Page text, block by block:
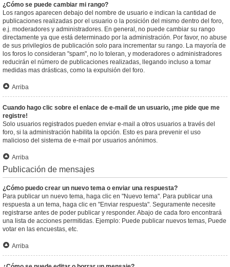
¿Cómo se puede cambiar mi rango?
Los rangos aparecen debajo del nombre de usuario e indican la cantidad de
publicaciones realizadas por el usuario o la posición del mismo dentro del foro,
e.j. moderadores y administradores. En general, no puede cambiar su rango
directamente ya que está determinado por la administración. Por favor, no abuse
de sus privilegios de publicación solo para incrementar su rango. La mayoría de
los foros lo consideran "spam", no lo toleran, y moderadores o administradores
reducirán el número de publicaciones realizadas, llegando incluso a tomar
medidas mas drásticas, como la expulsión del foro.
Arriba
Cuando hago clic sobre el enlace de e-mail de un usuario, ¡me pide que me
registre!
Solo usuarios registrados pueden enviar e-mail a otros usuarios a través del
foro, si la administración habilita la opción. Esto es para prevenir el uso
malicioso del sistema de e-mail por usuarios anónimos.
Arriba
Publicación de mensajes
¿Cómo puedo crear un nuevo tema o enviar una respuesta?
Para publicar un nuevo tema, haga clic en "Nuevo tema". Para publicar una
respuesta a un tema, haga clic en "Enviar respuesta". Seguramente necesite
registrarse antes de poder publicar y responder. Abajo de cada foro encontrará
una lista de acciones permitidas. Ejemplo: Puede publicar nuevos temas, Puede
votar en las encuestas, etc.
Arriba